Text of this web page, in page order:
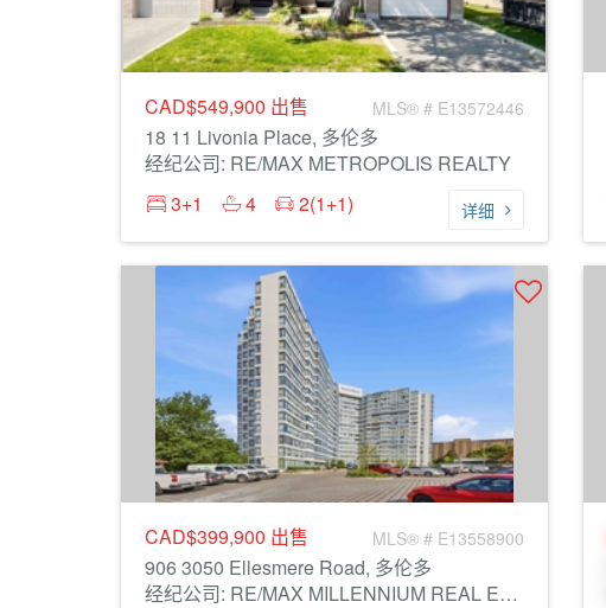
CAD$549,900 出售 MLS® # E13572446
18 11 Livonia Place, 多伦多
经纪公司: RE/MAX METROPOLIS REALTY
3+1
4 2(1+1) 详细
CAD$399,900 出售 MLS® # E13558900
906 3050 Ellesmere Road, 多伦多
经纪公司: RE/MAX MILLENNIUM REAL ESTATE